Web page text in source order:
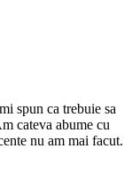
spun ca trebuie sa
cateva abume cu
nu am mai facut.